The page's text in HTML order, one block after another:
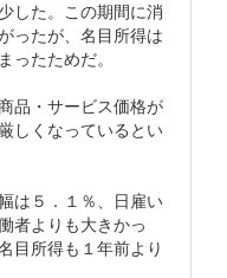
した。この期間に消
ったが、名目所得は
ったためだ。
品・サービス価格が
しくなっているとい
は５．１％、日雇い
者よりも大きかっ
目所得も１年前より